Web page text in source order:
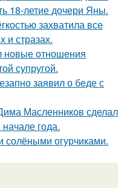
18-летие дочери Яны.
захватила все
и стразах.
новые отношения
супругой.
заявил о беде с
Масленников сделал
года.
солёными огурчиками.